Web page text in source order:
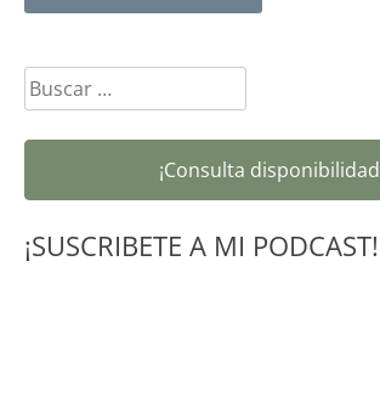
Buscar:
¡Consulta
¡SUSCRIBETE A MI PODCAST!